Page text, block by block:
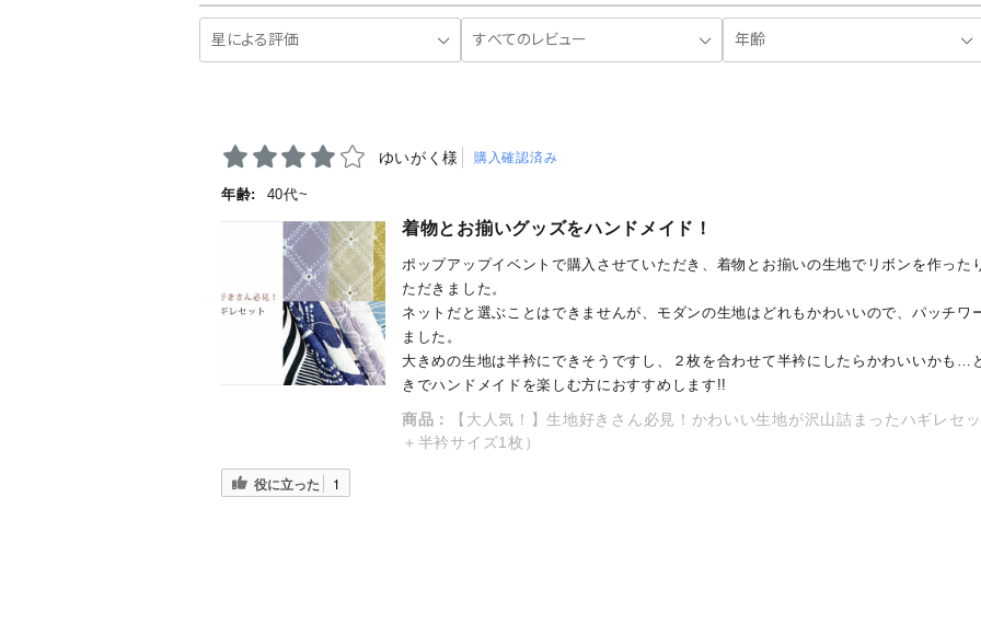
ゆいがく様 購入確認済み
年齢: 40代~
着物とお揃いグッズをハンドメイド！
ポップアップイベントで購入させていただき、着物とお揃いの生地でリボンを作った
ただきました。
ネットだと選ぶことはできませんが、モダンの生地はどれもかわいいので、パッチ
ました。
大きめの生地は半衿にできそうですし、２枚を合わせて半衿にしたらかわいいかも…
きでハンドメイドを楽しむ方におすすめします!!
商品：
【大人気！】生地好きさん必見！かわいい生地が沢山詰まったハギレセ
＋半衿サイズ1枚）
役に立った 1